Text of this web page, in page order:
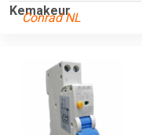
Kemakeur
Conrad NL